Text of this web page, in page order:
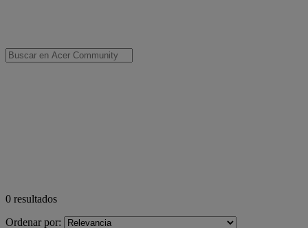
0 resultados
Ordenar por: